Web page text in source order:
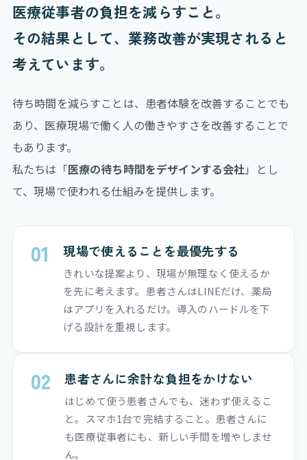
医療従事者の負担を減らすこと。
その結果として、業務改善が実現されると
考えています。
待ち時間を減らすことは、患者体験を改善することでも
あり、医療現場で働く人の働きやすさを改善することで
もあります。
私たちは「医療の待ち時間をデザインする会社 」とし
て、現場で使われる仕組みを提供します。
01 現場で使えることを最優先する
きれいな提案より、現場が無理なく使えるか
を先に考えます。患者さんはLINEだけ、薬局
はアプリを入れるだけ。導入のハードルを下
げる設計を重視します。
02 患者さんに余計な負担をかけない
はじめて使う患者さんでも、迷わず使えるこ
と。スマホ1台で完結すること。患者さんに
も医療従事者にも、新しい手間を増やしませ
ん。